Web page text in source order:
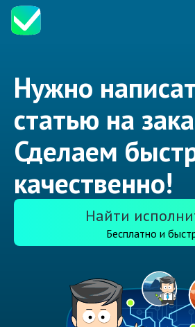
Нужно
статью на
Сделаем
качественно!
Найти
Бесплатно и